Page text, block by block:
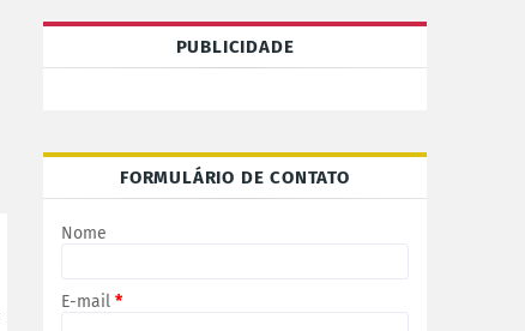
PUBLICIDADE
FORMULÁRIO DE CONTATO
Nome
E-mail *